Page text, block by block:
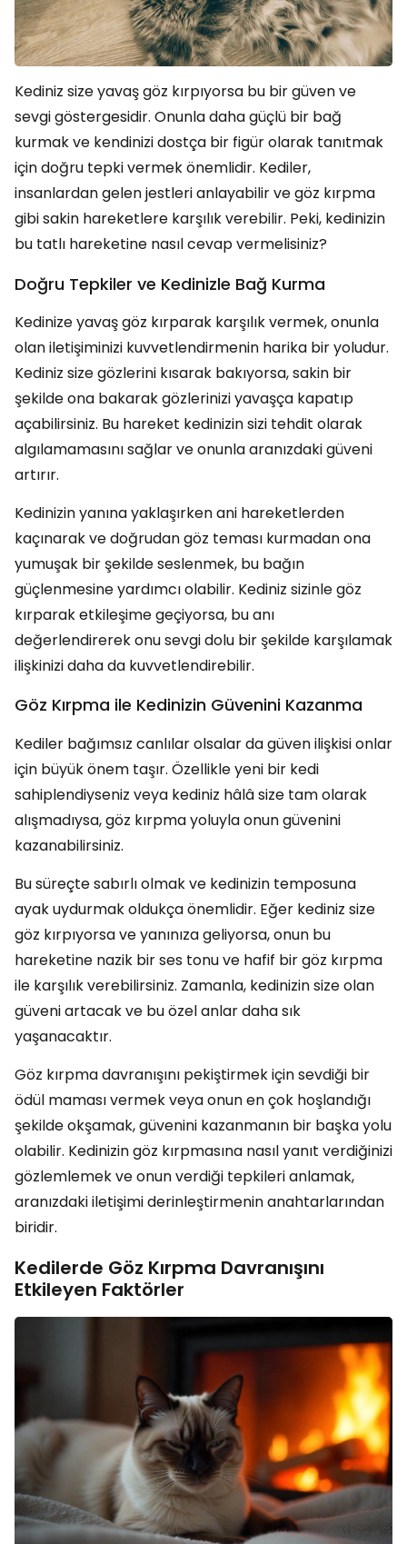
Kediniz size yavaş göz kırpıyorsa bu bir güven ve
sevgi göstergesidir. Onunla daha güçlü bir bağ
kurmak ve kendinizi dostça bir figür olarak tanıtmak
için doğru tepki vermek önemlidir. Kediler,
insanlardan gelen jestleri anlayabilir ve göz kırpma
gibi sakin hareketlere karşılık verebilir. Peki, kedinizin
bu tatlı hareketine nasıl cevap vermelisiniz?
Doğru Tepkiler ve Kedinizle Bağ Kurma
Kedinize yavaş göz kırparak karşılık vermek, onunla
olan iletişiminizi kuvvetlendirmenin harika bir yoludur.
Kediniz size gözlerini kısarak bakıyorsa, sakin bir
şekilde ona bakarak gözlerinizi yavaşça kapatıp
açabilirsiniz. Bu hareket kedinizin sizi tehdit olarak
algılamamasını sağlar ve onunla aranızdaki güveni
artırır.
Kedinizin yanına yaklaşırken ani hareketlerden
kaçınarak ve doğrudan göz teması kurmadan ona
yumuşak bir şekilde seslenmek, bu bağın
güçlenmesine yardımcı olabilir. Kediniz sizinle göz
kırparak etkileşime geçiyorsa, bu anı
değerlendirerek onu sevgi dolu bir şekilde karşılamak
ilişkinizi daha da kuvvetlendirebilir.
Göz Kırpma ile Kedinizin Güvenini Kazanma
Kediler bağımsız canlılar olsalar da güven ilişkisi onlar
için büyük önem taşır. Özellikle yeni bir kedi
sahiplendiyseniz veya kediniz hâlâ size tam olarak
alışmadıysa, göz kırpma yoluyla onun güvenini
kazanabilirsiniz.
Bu süreçte sabırlı olmak ve kedinizin temposuna
ayak uydurmak oldukça önemlidir. Eğer kediniz size
göz kırpıyorsa ve yanınıza geliyorsa, onun bu
hareketine nazik bir ses tonu ve hafif bir göz kırpma
ile karşılık verebilirsiniz. Zamanla, kedinizin size olan
güveni artacak ve bu özel anlar daha sık
yaşanacaktır.
Göz kırpma davranışını pekiştirmek için sevdiği bir
ödül maması vermek veya onun en çok hoşlandığı
şekilde okşamak, güvenini kazanmanın bir başka yolu
olabilir. Kedinizin göz kırpmasına nasıl yanıt verdiğinizi
gözlemlemek ve onun verdiği tepkileri anlamak,
aranızdaki iletişimi derinleştirmenin anahtarlarından
biridir.
Kedilerde Göz Kırpma Davranışını
Etkileyen Faktörler